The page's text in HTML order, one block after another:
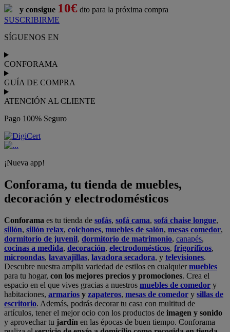
y consigue 10€ dto para la próxima compra
SUSCRIBIRME
SÍGUENOS EN
CONFORAMA
GUÍA DE COMPRA
ATENCIÓN AL CLIENTE
Pago 100% Seguro
¡Nueva app!
Conforama, tu tienda de muebles,
decoración y electrodomésticos
Conforama es tu tienda de sofás, sofá cama, sofá chaise longue,
sillón, sillón relax, colchones, muebles de salón, mesas comedor,
dormitorio de juvenil, dormitorio de matrimonio, canapés,
cocinas a medida, decoración, electrodomésticos, frigoríficos,
microondas, lavavajillas, lavadora secadora, y televisiones.
Descubre nuestra amplia variedad de estilos en cualquiermuebles
para tu hogar, con los mejores precios y promociones. Crea el
espacio en el que vives gracias a nuestros muebles de comedor y
habitaciones, armarios y zapateros, mesas de comedor y sillas de
escritorio. Además, podrás decorar tu casa con multitud de
artículos, tener el mejor ocio con los productos de imagen y sonido
y aprovechar tu jardín en las épocas de buen tiempo. Conforama